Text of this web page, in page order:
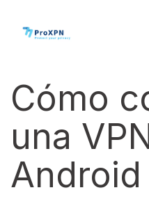
Cómo
una
Android